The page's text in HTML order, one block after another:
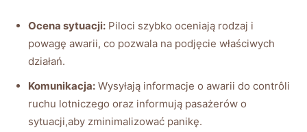
Ocena sytuacji: Piloci ⁢szybko oceniają rodzaj i
powagę awarii,​ co⁢ pozwala​ na podjęcie właściwych
⁣działań.
Komunikacja: Wysyłają informacje o⁢ awarii do contrôli
ruchu⁤ lotniczego oraz informują pasażerów o ​
sytuacji,aby zminimalizować panikę.